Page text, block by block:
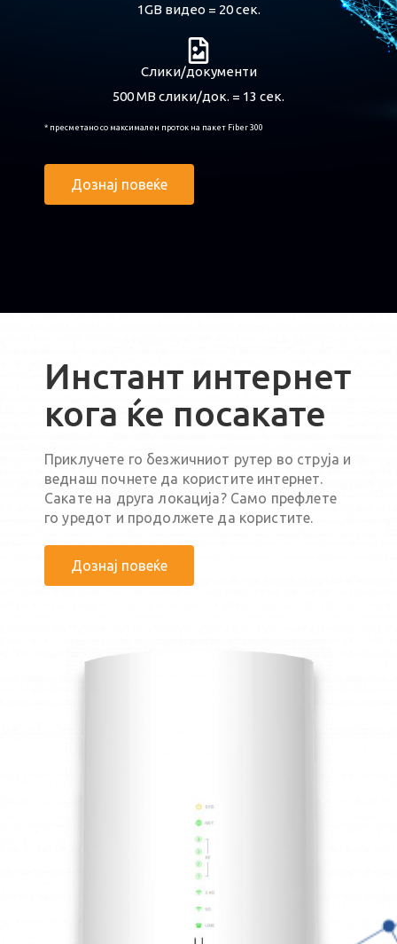
1GB видео = 20 сек.
Слики/документи
500 MB слики/док. = 13 сек.
* пресметано со максимален проток на пакет Fiber 300
Дознај повеќе
Инстант интернет
кога ќе посакате
Приклучете го безжичниот рутер во струја и
веднаш почнете да користите интернет.
Сакате на друга локација? Само префлете
го уредот и продолжете да користите.
Дознај повеќе